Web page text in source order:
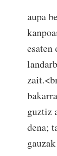
aupa
esaten
guztiz
dena;